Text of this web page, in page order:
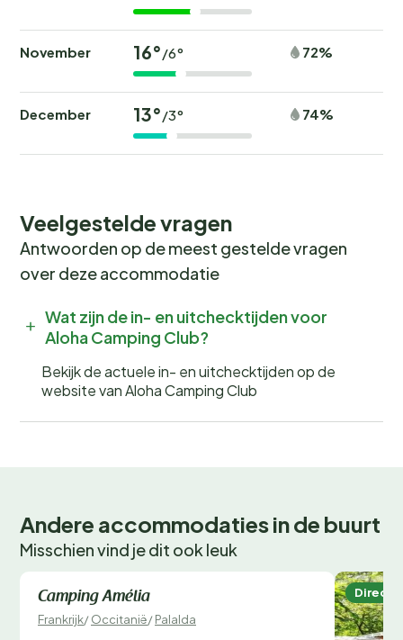
November 16° /6° 72%
December 13° /3° 74%
Veelgestelde vragen
Antwoorden op de meest gestelde vragen
over deze accommodatie
Wat zijn de in- en uitchecktijden voor
Aloha Camping Club?
Bekijk de actuele in- en uitchecktijden op de
website van Aloha Camping Club
Andere accommodaties in de buurt
Misschien vind je dit ook leuk
Direct te boeken
Camping Amélia
Frankrijk/Occitanië/Palalda
Direct